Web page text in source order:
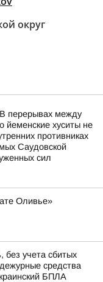
округ
перерывах между
йеменские хуситы не
противниках
Саудовской
сил
Оливье»
учета сбитых
средства
БПЛА